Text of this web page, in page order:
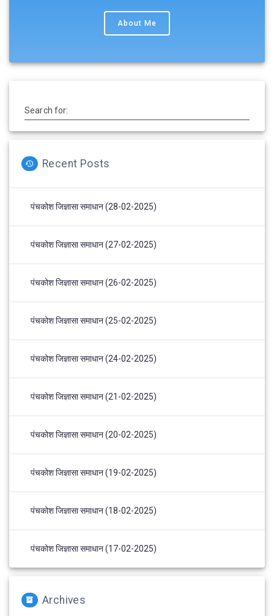
About Me
Search for:
Recent Posts
पंचकोश जिज्ञासा समाधान (28-02-2025)
पंचकोश जिज्ञासा समाधान (27-02-2025)
पंचकोश जिज्ञासा समाधान (26-02-2025)
पंचकोश जिज्ञासा समाधान (25-02-2025)
पंचकोश जिज्ञासा समाधान (24-02-2025)
पंचकोश जिज्ञासा समाधान (21-02-2025)
पंचकोश जिज्ञासा समाधान (20-02-2025)
पंचकोश जिज्ञासा समाधान (19-02-2025)
पंचकोश जिज्ञासा समाधान (18-02-2025)
पंचकोश जिज्ञासा समाधान (17-02-2025)
Archives